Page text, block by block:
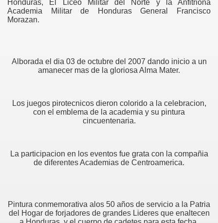
Honduras, El Liceo Militar del Norte y la Anfitriona
Academia Militar de Honduras General Francisco
Morazan.
Alborada el dia 03 de octubre del 2007 dando inicio a un
amanecer mas de la gloriosa Alma Mater.
Los juegos pirotecnicos dieron colorido a la celebracion,
con el emblema de la academia y su pintura
cincuentenaria.
La participacion en los eventos fue grata con la compañia
de diferentes Academias de Centroamerica.
Pintura conmemorativa alos 50 años de servicio a la Patria
del Hogar de forjadores de grandes Lideres que enaltecen